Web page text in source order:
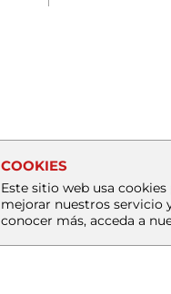
COOKIES
Este sitio web usa
mejorar nuestros servicio
conocer más, acceda a